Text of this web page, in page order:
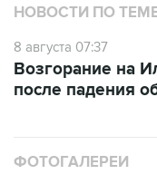
НОВОСТИ ПО
8 августа 07:37
Возгорание на
после падения
ФОТОГАЛЕРЕИ